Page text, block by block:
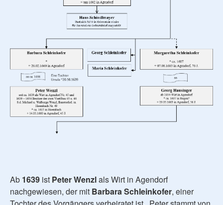
Ab 1639 ist Peter Wenzlals Wirt in Agendorf
nachgewiesen, der mit Barbara Schleinkofer, einer